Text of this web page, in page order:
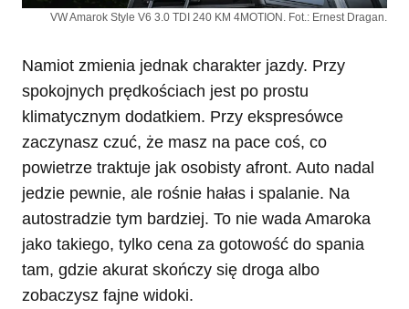
VW Amarok Style V6 3.0 TDI 240 KM 4MOTION. Fot.: Ernest Dragan.
Namiot zmienia jednak charakter jazdy. Przy
spokojnych prędkościach jest po prostu
klimatycznym dodatkiem. Przy ekspresówce
zaczynasz czuć, że masz na pace coś, co
powietrze traktuje jak osobisty afront. Auto nadal
jedzie pewnie, ale rośnie hałas i spalanie. Na
autostradzie tym bardziej. To nie wada Amaroka
jako takiego, tylko cena za gotowość do spania
tam, gdzie akurat skończy się droga albo
zobaczysz fajne widoki.